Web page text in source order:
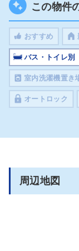
この物件
おすすめ
バス・トイレ別
室内洗濯機置き
オートロック
周辺地図